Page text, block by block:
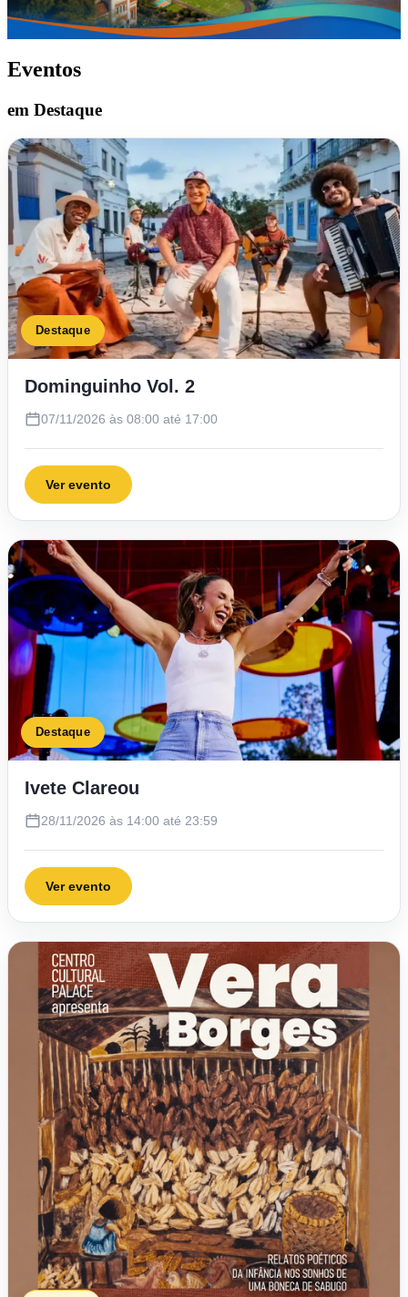
Eventos
em Destaque
Destaque
Dominguinho Vol. 2
07/11/2026 às 08:00 até 17:00
Ver evento
Destaque
Ivete Clareou
28/11/2026 às 14:00 até 23:59
Ver evento